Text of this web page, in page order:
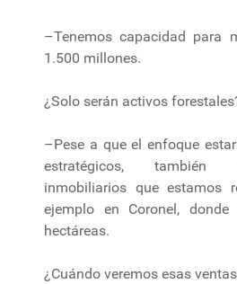
–Tenemos capacidad para
1.500 millones.
¿Solo serán activos
–Pese a que el enfoque
estratégicos, también
inmobiliarios que estamos
ejemplo en Coronel,
hectáreas.
¿Cuándo veremos esas